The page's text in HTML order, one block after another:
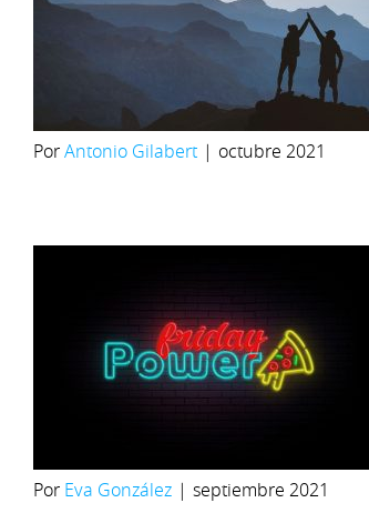
PorAntonio Gilabert | octubre 2021
Por Eva González | septiembre 2021